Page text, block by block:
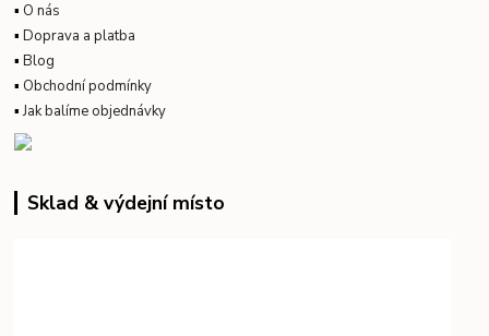
▪ O nás
▪Doprava a platba
▪Blog
▪ Obchodní podmínky
▪Jak balíme objednávky
Sklad & výdejní místo